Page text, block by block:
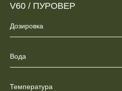
V60 / ПУРОВЕР
Дозировка
Вода
Температура